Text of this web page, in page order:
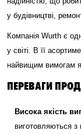
у будівництві,
Компанія Wurth є
у світі. В її
найвищим вимогам
ПЕРЕВАГИ
Висока якість
виготовляються з